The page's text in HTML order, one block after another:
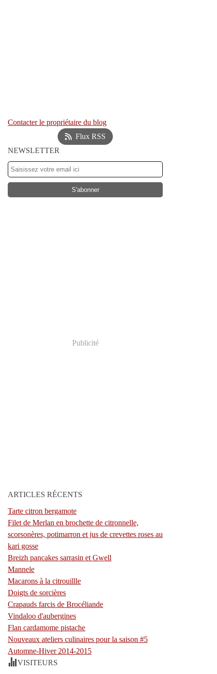
Contacter le propriétaire du blog
Flux RSS
NEWSLETTER
Publicité
ARTICLES RÉCENTS
Tarte citron bergamote
Filet de Merlan en brochette de citronnelle,
scorsonères, potimarron et jus de crevettes roses au
kari gosse
Breizh pancakes sarrasin et Gwell
Mannele
Macarons à la citrouillle
Doigts de sorcières
Crapauds farcis de Brocéliande
Vindaloo d'aubergines
Flan cardamome pistache
Nouveaux ateliers culinaires pour la saison #5
Automne-Hiver 2014-2015
VISITEURS